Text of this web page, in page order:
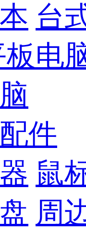
台
板电
件
鼠
周